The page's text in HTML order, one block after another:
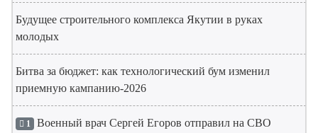
Будущее строительного комплекса Якутии в руках
молодых
Битва за бюджет: как технологический бум изменил
приемную кампанию-2026
1 Военный врач Сергей Егоров отправил на СВО